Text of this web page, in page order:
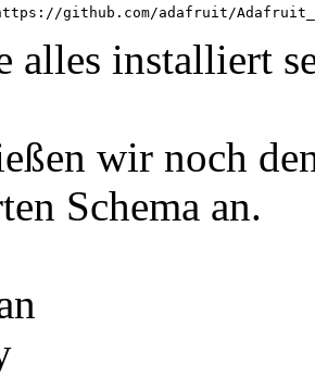
github.com/adafruit/
alles installiert
wir noch
Schema an.